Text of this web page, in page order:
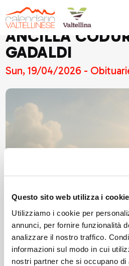
Questo sito web utilizza i cookie
Utilizziamo i cookie per
annunci, per fornire funzionalità
analizzare il nostro traffico.
informazioni sul modo in cui
nostri partner che si occupano di
ANCILLA
GADALDI
Sun, 19/04/2026 -